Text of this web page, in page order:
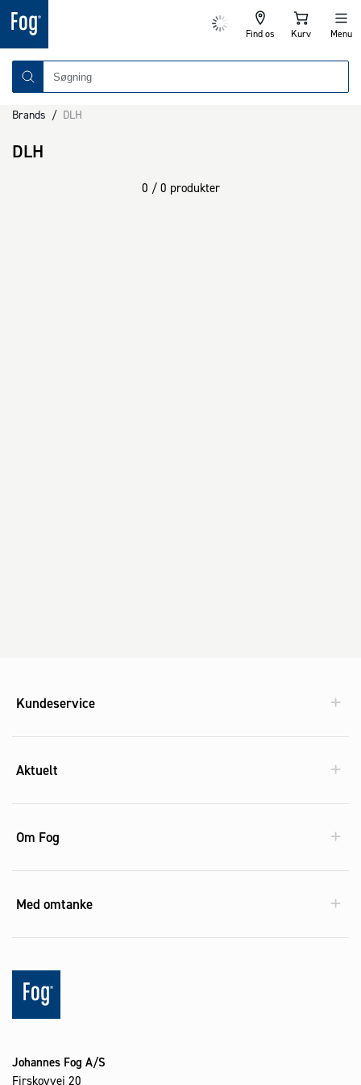
Find os Kurv Menu
Brands / DLH
DLH
0 / 0 produkter
Kundeservice
Aktuelt
Om Fog
Med omtanke
Johannes Fog A/S
Firskovvej 20